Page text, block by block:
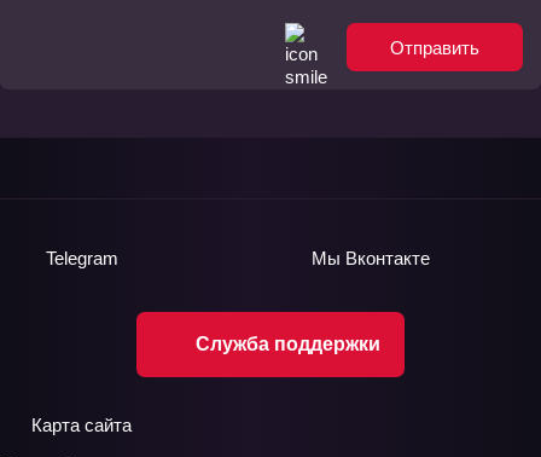
Отправить
Служба поддержки
Telegram Мы Вконтакте
Карта сайта